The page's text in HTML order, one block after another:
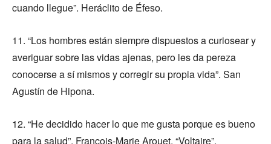
cuando llegue”. Heráclito de Éfeso.
11. “Los hombres están siempre dispuestos a curiosear y
averiguar sobre las vidas ajenas, pero les da pereza
conocerse a sí mismos y corregir su propia vida”. San
Agustín de Hipona.
12. “He decidido hacer lo que me gusta porque es bueno
para la salud”. François-Marie Arouet, “Voltaire”.